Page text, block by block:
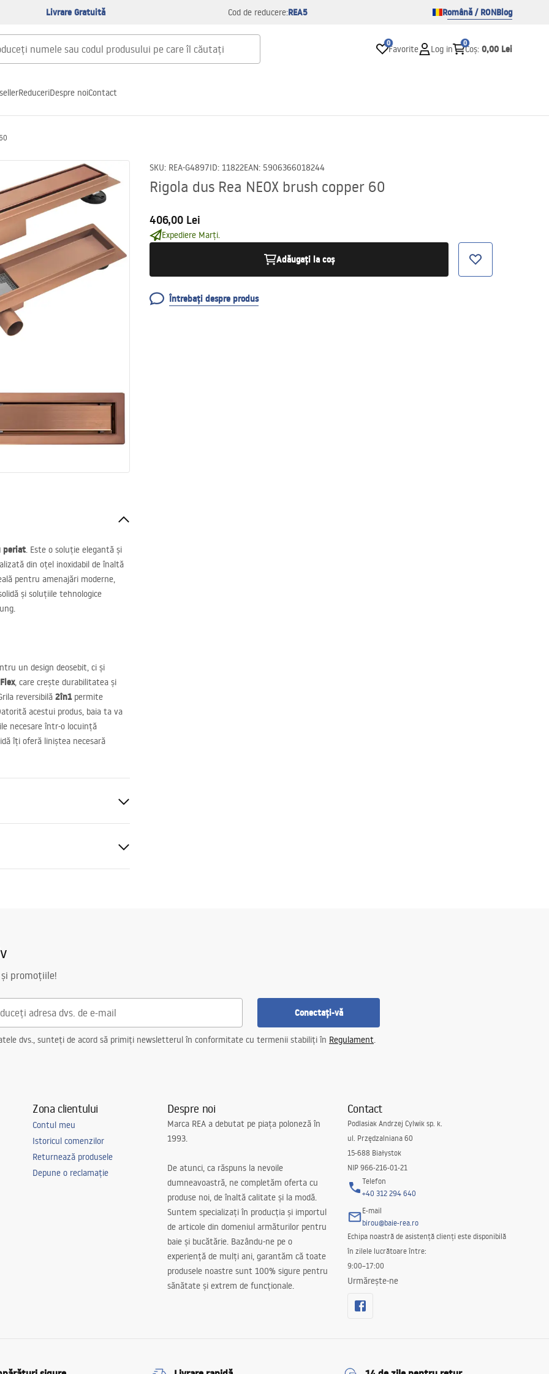
Livrare Gratuită Cod de reducere:REA5 Română / RONBlog
0
Favorite Log in
0
Coș: 0,00 Lei
ReduceriDespre noiContact
SKU: REA-G4897ID: 11822EAN: 5906366018244
Rigola dus Rea NEOX brush copper 60
406,00 Lei
Expediere Marți.
Adăugați la coș
Întrebați despre produs
periat. Este o soluție elegantă și
din oțel inoxidabil de înaltă
pentru amenajări moderne,
și soluțiile tehnologice
un design deosebit, ci și
, care crește durabilitatea și
reversibilă 2în1permite
acestui produs, baia ta va
necesare într-o locuință
îți oferă liniștea necesară
promoțiile!
Conectați-vă
dvs., sunteți de acord să primiți newsletterul în conformitate cu termenii stabiliți în Regulament.
Zona clientului
Contul meu
Istoricul comenzilor
Returnează produsele
Depune o reclamație
Despre noi
Marca REA a debutat pe piața poloneză în
1993.
De atunci, ca răspuns la nevoile
dumneavoastră, ne completăm oferta cu
produse noi, de înaltă calitate și la modă.
Suntem specializați în producția și importul
de articole din domeniul armăturilor pentru
baie și bucătărie. Bazându-ne pe o
experiență de mulți ani, garantăm că toate
produsele noastre sunt 100% sigure pentru
sănătate și extrem de funcționale.
Contact
Podlasiak Andrzej Cylwik sp. k.
ul. Przędzalniana 60
15-688 Białystok
NIP 966-216-01-21
Telefon
+40 312 294 640
E-mail
birou@baie-rea.ro
Echipa noastră de asistență clienți este disponibilă
în zilele lucrătoare între:
9:00–17:00
Urmărește-ne